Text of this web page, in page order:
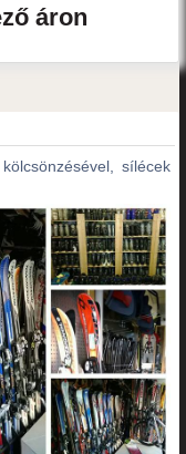
áron
sílécek